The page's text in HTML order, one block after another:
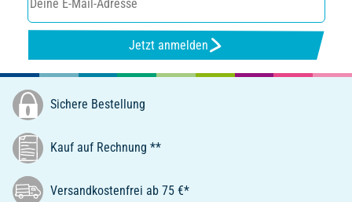
Jetzt anmelden
Sichere Bestellung
Kauf auf Rechnung **
Versandkostenfrei ab 75 €*